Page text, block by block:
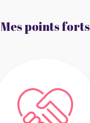
Mes points forts